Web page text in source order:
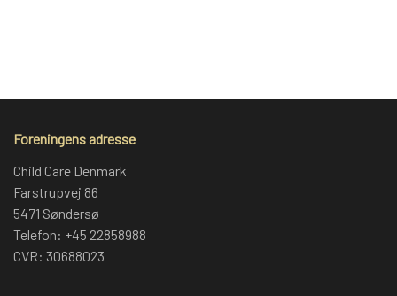
SPONSOR-LOGIN
Foreningens adresse
Child Care Denmark
Farstrupvej 86
5471 Søndersø
Telefon: +45 22858988
CVR: 30688023